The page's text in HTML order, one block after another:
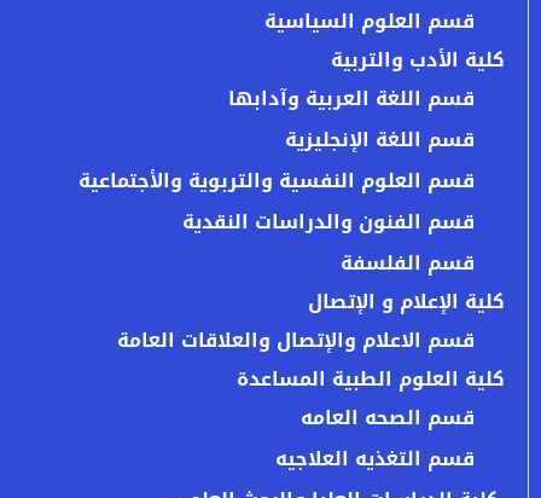
قسم العلوم السياسية
كلية الأدب والتربية
قسم اللغة العربية وآدابها
قسم اللغة الإنجليزية
قسم العلوم النفسية والتربوية والأجتماعية
قسم الفنون والدراسات النقدية
قسم الفلسفة
كلية الإعلام و الإتصال
قسم الاعلام والإتصال والعلاقات العامة
كلية العلوم الطبية المساعدة
قسم الصحه العامه
قسم التغذيه العلاجيه